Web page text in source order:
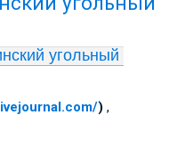
угольный
) ,